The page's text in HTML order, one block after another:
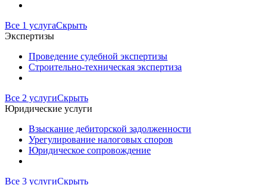
Все 1 услугаСкрыть
Экспертизы
Проведение судебной экспертизы
Строительно-техническая экспертиза
Все 2 услугиСкрыть
Юридические услуги
Взыскание дебиторской задолженности
Урегулирование налоговых споров
Юридическое сопровождение
Все 3 услугиСкрыть